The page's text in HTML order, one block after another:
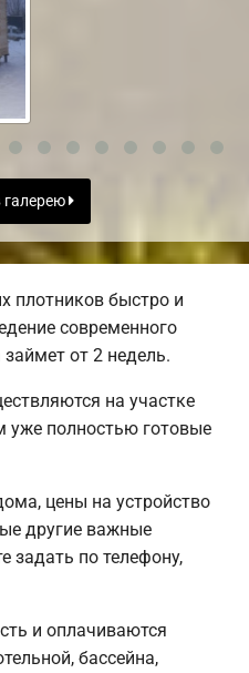
галерею
плотников быстро и
современного
от 2 недель.
на участке
уже полностью готовые
цены на устройство
другие важные
задать по телефону,
и оплачиваются
бассейна,